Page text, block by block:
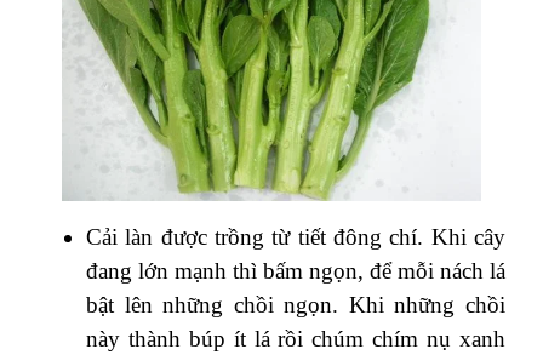
Cải làn được trồng từ tiết đông chí. Khi cây
đang lớn mạnh thì bấm ngọn, để mỗi nách lá
bật lên những chồi ngọn. Khi những chồi
này thành búp ít lá rồi chúm chím nụ xanh